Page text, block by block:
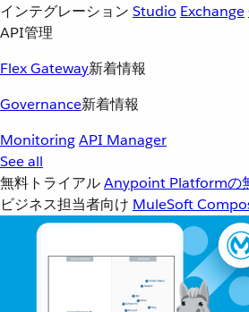
インテグレーション Studio Exchange
API管理
Flex Gateway新着情報
Governance新着情報
MonitoringAPI Manager
See all
無料トライアルAnypoint Platformの
ビジネス担当者向け MuleSoft